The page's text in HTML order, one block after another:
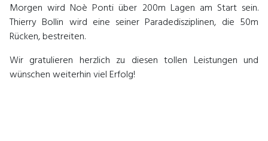
Morgen wird Noè Ponti über 200m Lagen am Start sein.
Thierry Bollin wird eine seiner Paradedisziplinen, die 50m
Rücken, bestreiten.
Wir gratulieren herzlich zu diesen tollen Leistungen und
wünschen weiterhin viel Erfolg!